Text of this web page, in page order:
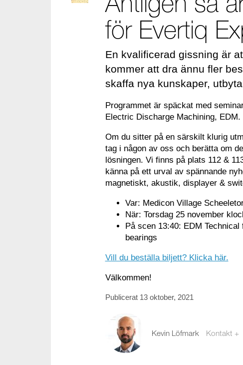
för Evertiq
En kvalificerad gissning är
kommer att dra ännu fler
skaffa nya kunskaper,
Programmet är späckat med
Electric Discharge Machining, EDM.
Om du sitter på en särskilt klurig
tag i någon av oss och berätta om
lösningen. Vi finns på plats 112 &
känna på ett urval av spännande
magnetiskt, akustik, displayer &
Var: Medicon Village
När: Torsdag 25 november
På scen 13:40: EDM
bearings
Vill du beställa biljett? Klicka här.
Välkommen!
Publicerat 13 oktober, 2021
Kevin Löfmark Kontakt +